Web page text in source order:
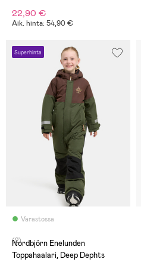
22,90 €
Aik. hinta: 54,90 €
Superhinta
Varastossa
(2)
Nordbjörn Enelunden
Toppahaalari, Deep Dephts